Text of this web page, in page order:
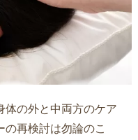
体の外と中両方のケア
再検討は勿論のこ